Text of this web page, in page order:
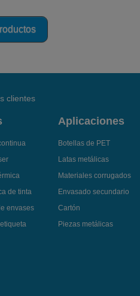
clientes
de tinta
envases
Aplicaciones
Botellas de PET
Latas metálicas
Materiales corrugados
Envasado secundario
Cartón
Piezas metálicas